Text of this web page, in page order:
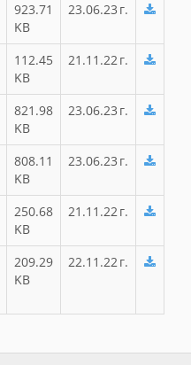
923.71
KB
23.06.23 г.
112.45
KB
21.11.22 г.
821.98
KB
23.06.23 г.
808.11
KB
23.06.23 г.
250.68
KB
21.11.22 г.
209.29
KB
22.11.22 г.